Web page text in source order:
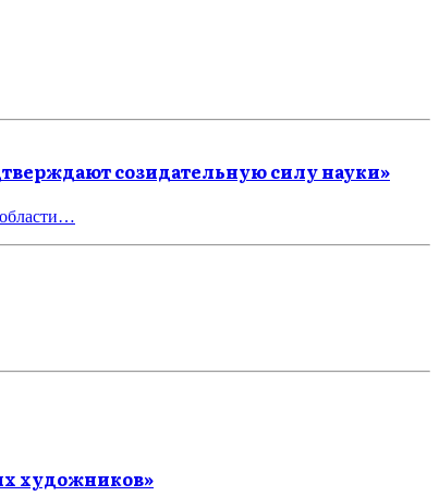
созидательную силу науки»
художников»